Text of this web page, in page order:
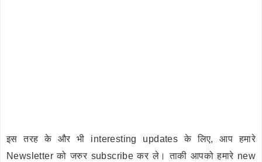
इस तरह के और भी interesting updates के लिए, आप हमारे
Newsletter को जरुर subscribe कर ले। ताकी आपको हमारे new